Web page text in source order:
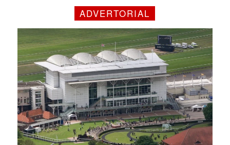
✕
ADVERTORIAL